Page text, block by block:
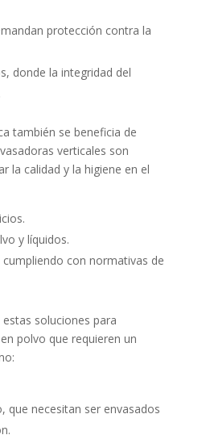
protección contra la
donde la integridad del
también se beneficia de
verticales son
la calidad y la higiene en el
y líquidos.
con normativas de
soluciones para
polvo que requieren un
que necesitan ser envasados